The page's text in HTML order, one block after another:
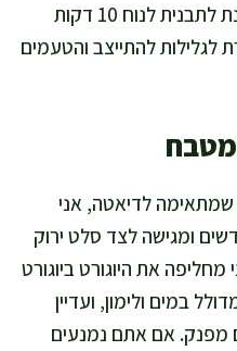
משחימים בעדינות. אני נותנת לתבנית לנוח 10 דקות
לגלילות להתייצב והטעמים
לדיאטה, אני
ומגישה לצד סלט ירוק
את היוגורט ביוגורט
במים ולימון, ועדיין
מפנק. אם אתם נמנעים